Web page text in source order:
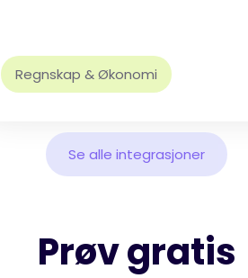
Regnskap & Økonomi
Se alle integrasjoner
Prøv gratis